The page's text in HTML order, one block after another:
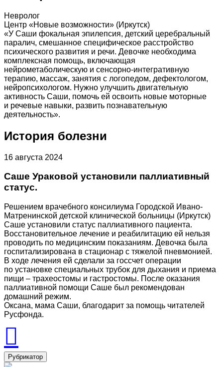
Невролог
Центр «Новые возможности» (Иркутск)
«У Саши фокальная эпилепсия, детский церебральный
паралич, смешанное специфическое расстройство
психического развития и речи. Девочке необходима
комплексная помощь, включающая
нейрометаболическую и сенсорно-интегративную
терапию, массаж, занятия с логопедом, дефектологом,
нейропсихологом. Нужно улучшить двигательную
активность Саши, помочь ей освоить новые моторные
и речевые навыки, развить познавательную
деятельность».
История болезни
16 августа 2024
Саше Ураковой установили паллиативный
статус.
Решением врачебного консилиума Городской Ивано-
Матренинской детской клинической больницы (Иркутск)
Саше установили статус паллиативного пациента.
Восстановительное лечение и реабилитацию ей нельзя
проводить по медицинским показаниям. Девочка была
госпитализирована в стационар с тяжелой пневмонией.
В ходе лечения ей сделали за госсчет операции
по установке специальных трубок для дыхания и приема
пищи – трахеостомы и гастростомы. После оказания
паллиативной помощи Саше был рекомендован
домашний режим.
Оксана, мама Саши, благодарит за помощь читателей
Русфонда.
Рубрикатор